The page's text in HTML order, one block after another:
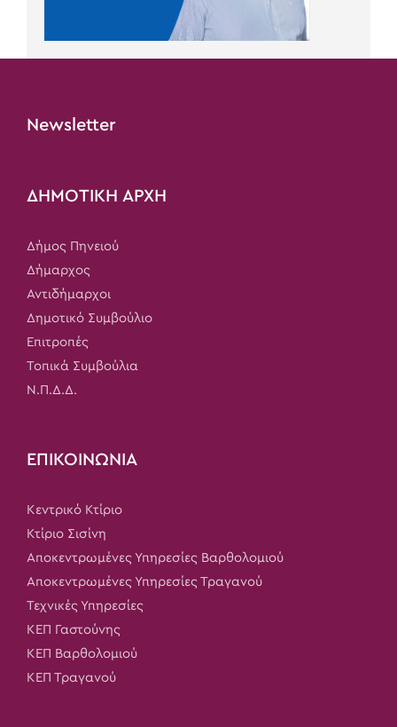
Newsletter
ΔΗΜΟΤΙΚΗ ΑΡΧΗ
Δήμος Πηνειού
Δήμαρχος
Αντιδήμαρχοι
Δημοτικό Συμβούλιο
Επιτροπές
Τοπικά Συμβούλια
Ν.Π.Δ.Δ.
ΕΠΙΚΟΙΝΩΝΙΑ
Κεντρικό Κτίριο
Κτίριο Σισίνη
Αποκεντρωμένες Υπηρεσίες Βαρθολομιού
Αποκεντρωμένες Υπηρεσίες Τραγανού
Τεχνικές Υπηρεσίες
ΚΕΠ Γαστούνης
ΚΕΠ Βαρθολομιού
ΚΕΠ Τραγανού